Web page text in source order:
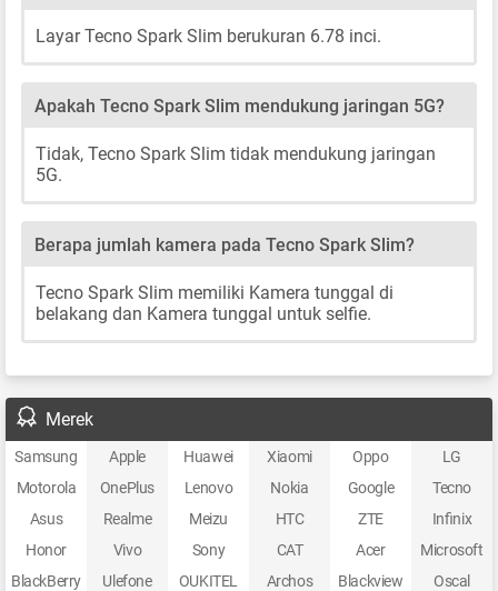
Layar Tecno Spark Slim berukuran 6.78 inci.
Apakah Tecno Spark Slim mendukung jaringan 5G?
Tidak, Tecno Spark Slim tidak mendukung jaringan
5G.
Berapa jumlah kamera pada Tecno Spark Slim?
Tecno Spark Slim memiliki Kamera tunggal di
belakang dan Kamera tunggal untuk selfie.
Merek
Samsung Apple Huawei Xiaomi Oppo
LG
Motorola
OnePlus Lenovo Nokia Google
Tecno
Asus
Realme Meizu HTC ZTE
Infinix
Honor
Vivo Sony CAT Acer
Microsoft
BlackBerry
Ulefone OUKITEL Archos Blackview
Oscal